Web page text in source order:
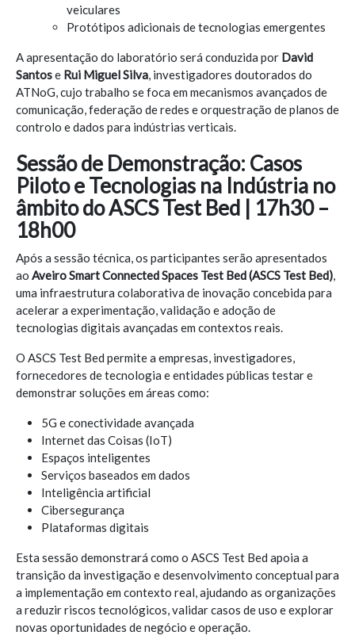
veiculares
Protótipos adicionais de tecnologias emergentes
A apresentação do laboratório será conduzida por David
Santose Rui Miguel Silva, investigadores doutorados do
ATNoG, cujo trabalho se foca em mecanismos avançados de
comunicação, federação de redes e orquestração de planos de
controlo e dados para indústrias verticais.
Sessão de Demonstração: Casos
Piloto e Tecnologias na Indústria no
âmbito do ASCS Test Bed | 17h30 –
18h00
Após a sessão técnica, os participantes serão apresentados
ao Aveiro Smart Connected Spaces Test Bed (ASCS Test Bed),
uma infraestrutura colaborativa de inovação concebida para
acelerar a experimentação, validação e adoção de
tecnologias digitais avançadas em contextos reais.
O ASCS Test Bed permite a empresas, investigadores,
fornecedores de tecnologia e entidades públicas testar e
demonstrar soluções em áreas como:
5G e conectividade avançada
Internet das Coisas (IoT)
Espaços inteligentes
Serviços baseados em dados
Inteligência artificial
Cibersegurança
Plataformas digitais
Esta sessão demonstrará como o ASCS Test Bed apoia a
transição da investigação e desenvolvimento conceptual para
a implementação em contexto real, ajudando as organizações
a reduzir riscos tecnológicos, validar casos de uso e explorar
novas oportunidades de negócio e operação.